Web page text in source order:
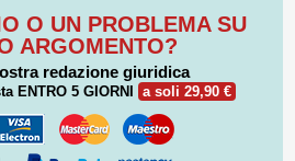
O UN PROBLEMA SU
ARGOMENTO?
redazione giuridica
ENTRO 5 GIORNI a soli 29,90 €